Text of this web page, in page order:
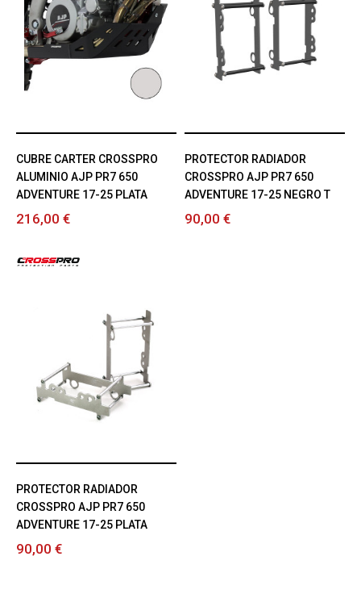
CUBRE CARTER CROSSPRO
ALUMINIO AJP PR7 650
ADVENTURE 17-25 PLATA
216,00 €
PROTECTOR RADIADOR
CROSSPRO AJP PR7 650
ADVENTURE 17-25 NEGRO T
90,00 €
PROTECTOR RADIADOR
CROSSPRO AJP PR7 650
ADVENTURE 17-25 PLATA
90,00 €